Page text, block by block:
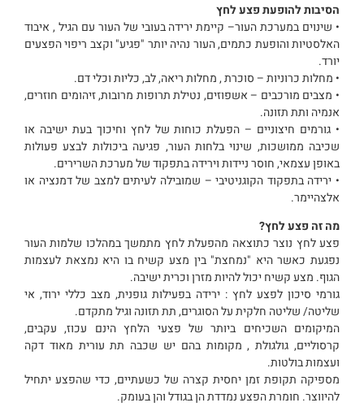
הסיבות להופעת פצע לחץ
• שינוים במערכת העור– קיימת ירידה בעובי של העור עם הגיל , איבוד
האלסטיות והופעת כתמים, העור נהיה יותר "פגיע" וקצב ריפוי הפצעים
יורד.
• מחלות כרוניות – סוכרת , מחלות ריאה, לב, כליות וכלי דם.
• מצבים מורכבים – אשפוזים, נטילת תרופות מרובות, זיהומים חוזרים,
אנמיה ותת תזונה.
• גורמים חיצוניים – הפעלת כוחות של לחץ וחיכוך בעת ישיבה או
שכיבה ממושכות, שינוי בלחות העור, פגיעה ביכולות לבצע פעולות
באופן עצמאי, חוסר ניידות וירידה בתפקוד של מערכת השרירים.
• ירידה בתפקוד הקוגניטיבי – שמובילה לעיתים למצב של דמנציה או
אלצהיימר.
מה זה פצע לחץ?
פצע לחץ נוצר כתוצאה מהפעלת לחץ מתמשך במהלכו שלמות העור
נפגעת כאשר היא "נמחצת" בין מצע קשיח בו היא נמצאת לעצמות
הגוף. מצע קשיח יכול להיות מזרן וכרית ישיבה.
גורמי סיכון לפצע לחץ : ירידה בפעילות גופנית, מצב כללי ירוד, אי
שליטה/ שליטה חלקית על הסוגרים, תת תזונה וגיל מתקדם.
המיקומים השכיחים ביותר של פצעי הלחץ הינם עכוז, עקבים,
קרסוליים, גולגולת , מקומות בהם יש שכבה תת עורית מאוד דקה
ועצמות בולטות.
מספיקה תקופת זמן יחסית קצרה של כשעתיים, כדי שהפצע יתחיל
להיווצר. חומרת הפצע נמדדת הן בגודל והן בעומק.